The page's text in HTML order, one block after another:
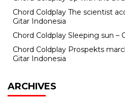
Chord Coldplay The scientist
Gitar Indonesia
Chord Coldplay Sleeping sun –
Chord Coldplay Prospekts
Gitar Indonesia
ARCHIVES